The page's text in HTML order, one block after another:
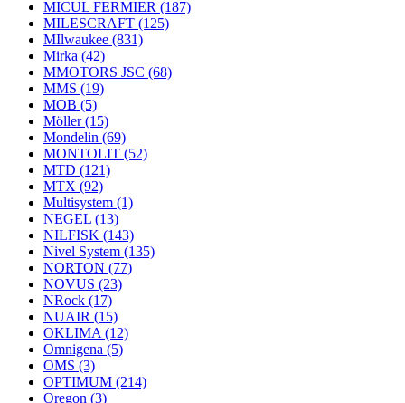
MICUL FERMIER (187)
MILESCRAFT (125)
MIlwaukee (831)
Mirka (42)
MMOTORS JSC (68)
MMS (19)
MOB (5)
Möller(15)
Mondelin (69)
MONTOLIT (52)
MTD (121)
MTX (92)
Multisystem (1)
NEGEL (13)
NILFISK (143)
Nivel System (135)
NORTON (77)
NOVUS (23)
NRock (17)
NUAIR (15)
OKLIMA (12)
Omnigena (5)
OMS (3)
OPTIMUM (214)
Oregon (3)